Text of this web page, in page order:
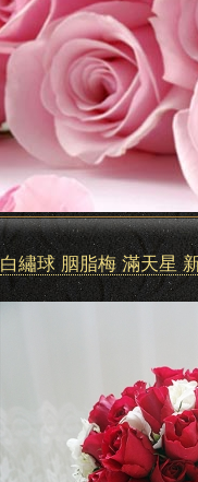
白繡球 胭脂梅 滿天星